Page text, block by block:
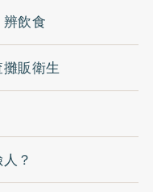
飲食
販衛生
？